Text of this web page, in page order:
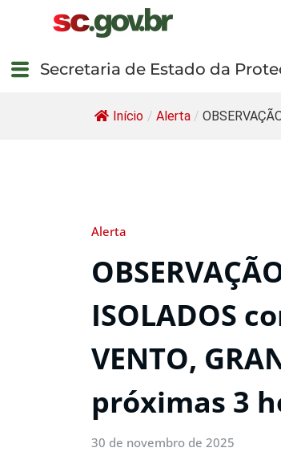
Secretaria de Estado da
Início / Alerta /
Alerta
ISOLADOS
VENTO,
próximas 3
30 de novembro de 2025